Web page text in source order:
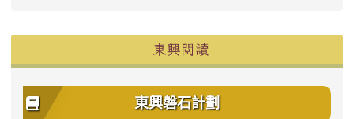
東興閱讀
東興磐石計劃